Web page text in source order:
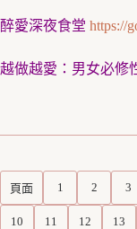
醉愛深夜食堂 https://
越做越愛：男女必修
頁面 1 2 3
10 11 12 13